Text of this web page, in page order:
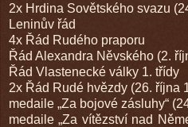
2x Hrdina Sovětského svazu
Leninův řád
4x Řád Rudého praporu
Řád Alexandra Něvského (2.
Řád Vlastenecké války 1. třídy
2x Řád Rudé hvězdy (26. října
medaile „Za bojové zásluhy“
medaile „Za vítězství nad